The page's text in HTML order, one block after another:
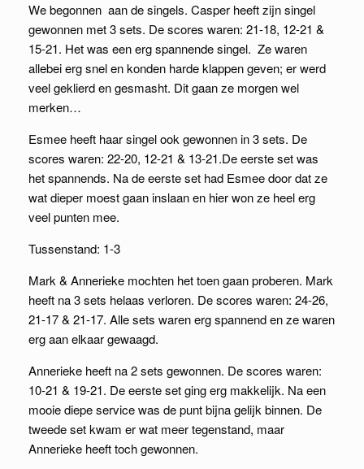
We begonnen aan de singels. Casper heeft zijn singel
gewonnen met 3 sets. De scores waren: 21-18, 12-21 &
15-21. Het was een erg spannende singel. Ze waren
allebei erg snel en konden harde klappen geven; er werd
veel geklierd en gesmasht. Dit gaan ze morgen wel
merken…
Esmee heeft haar singel ook gewonnen in 3 sets. De
scores waren: 22-20, 12-21 & 13-21.De eerste set was
het spannends. Na de eerste set had Esmee door dat ze
wat dieper moest gaan inslaan en hier won ze heel erg
veel punten mee.
Tussenstand: 1-3
Mark & Annerieke mochten het toen gaan proberen. Mark
heeft na 3 sets helaas verloren. De scores waren: 24-26,
21-17 & 21-17. Alle sets waren erg spannend en ze waren
erg aan elkaar gewaagd.
Annerieke heeft na 2 sets gewonnen. De scores waren:
10-21 & 19-21. De eerste set ging erg makkelijk. Na een
mooie diepe service was de punt bijna gelijk binnen. De
tweede set kwam er wat meer tegenstand, maar
Annerieke heeft toch gewonnen.